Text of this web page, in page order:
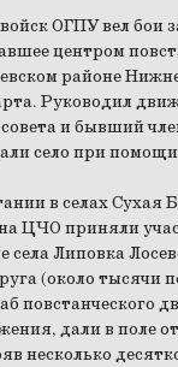
ОГПУ вел бои
центром
районе
Руководил
и бывший
село при
в селах Сухая
ЦЧО приняли
села Липовка
(около тысячи
повстанческого
дали в поле
несколько